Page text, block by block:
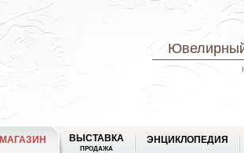
МАГАЗИН ВЫСТАВКА
ПРОДАЖА
ЭНЦИКЛОПЕДИЯ